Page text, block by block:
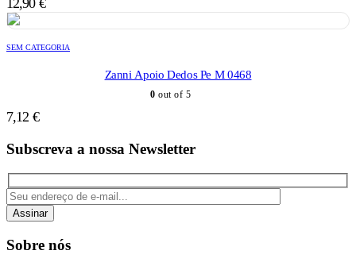
12,90 €
SEM CATEGORIA
Zanni Apoio Dedos Pe M 0468
0 out of 5
7,12 €
Subscreva a nossa Newsletter
Assinar
Sobre nós